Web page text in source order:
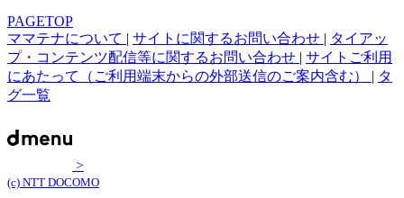
PAGETOP
ママテナについて | サイトに関するお問い合わせ | タイアッ
プ・コンテンツ配信等に関するお問い合わせ | サイトご利用
にあたって（ご利用端末からの外部送信のご案内含む） | タ
グ一覧
>
(c) NTT DOCOMO